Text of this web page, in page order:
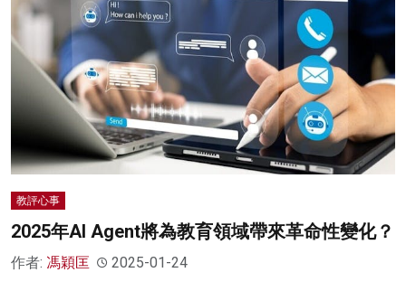
教評心事
2025年AI Agent將為教育領域帶來革命性變化？
作者: 馮穎匡 2025-01-24